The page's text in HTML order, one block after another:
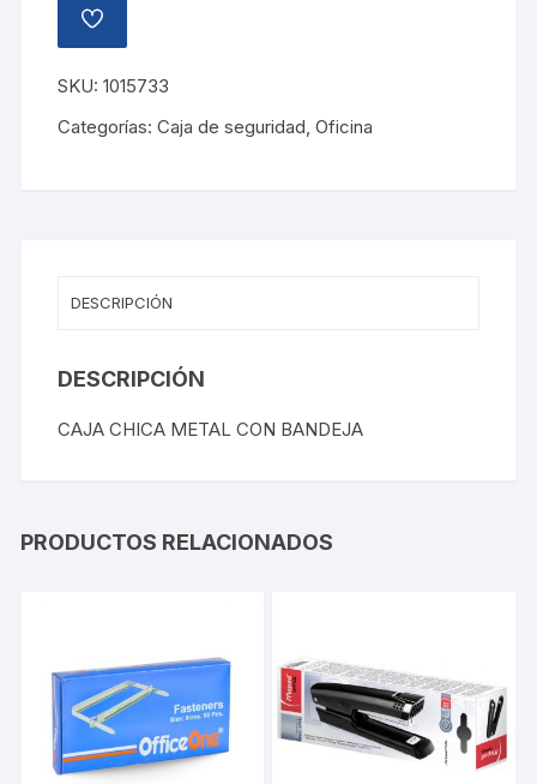
BANDEJA
cantidad
AÑADIR
A
LISTA
DE
DESEOS
SKU:1015733
Categorías:Caja de seguridad,Oficina
DESCRIPCIÓN
DESCRIPCIÓN
CAJA CHICA METAL CON BANDEJA
PRODUCTOS RELACIONADOS